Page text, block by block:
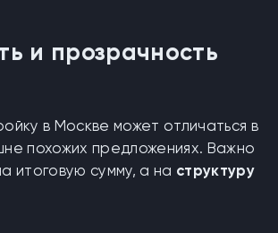
и прозрачность
в Москве может отличаться в
похожих предложениях. Важно
итоговую сумму, а на структуру